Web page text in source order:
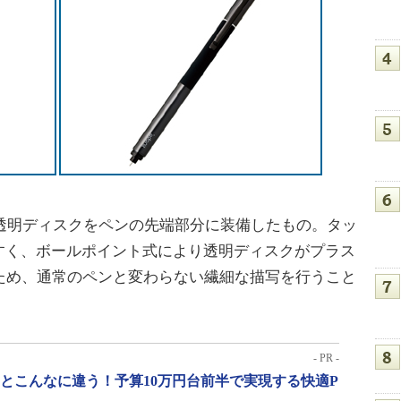
ディスクをペンの先端部分に装備したもの。タッ
、ボールポイント式により透明ディスクがプラス
、通常のペンと変わらない繊細な描写を行うこと
- PR -
こんなに違う！予算10万円台前半で実現する快適P